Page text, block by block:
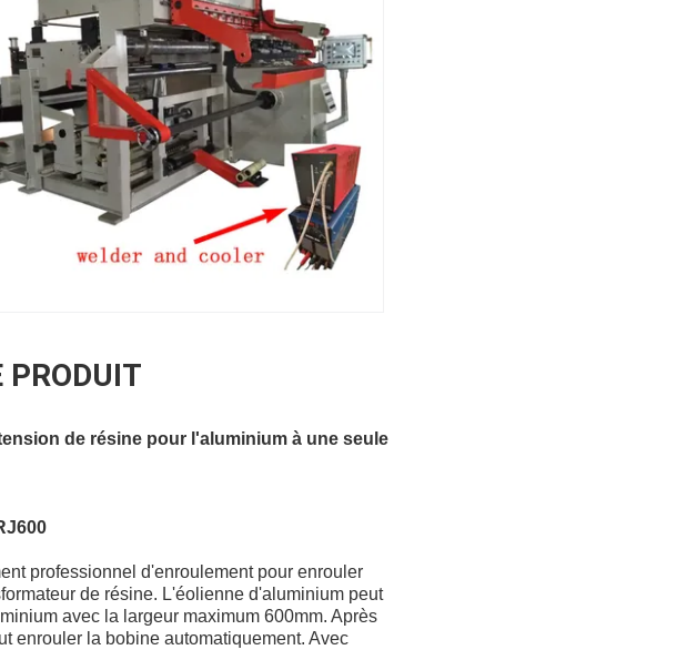
PRODUIT
de résine pour l'aluminium à une seule
professionnel d'enroulement pour enrouler
de résine. L'éolienne d'aluminium peut
avec la largeur maximum 600mm. Après
enrouler la bobine automatiquement. Avec